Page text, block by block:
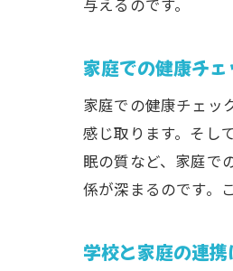
家庭での健康チ
家庭での健康チェッ
感じ取ります。そし
眠の質など、家庭で
係が深まるのです。
学校と家庭の連